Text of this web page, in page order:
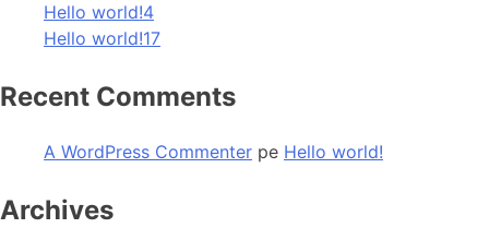
Hello world!4
Hello world!17
Recent Comments
A WordPress Commenter pe Hello world!
Archives